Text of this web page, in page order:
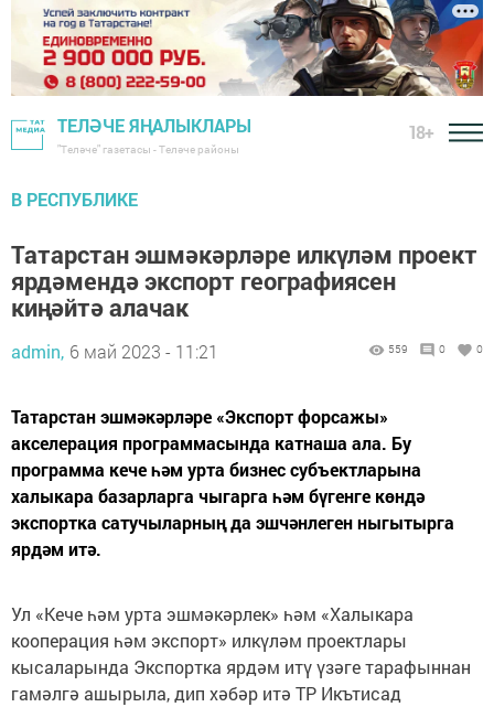
ТЕЛӘЧЕ ЯҢАЛЫКЛАРЫ
"Теләче" газетасы - Теләче районы
18+
В РЕСПУБЛИКЕ
Татарстан эшмәкәрләре илкүләм проект
ярдәмендә экспорт географиясен
киңәйтә алачак
admin, 6 май 2023 - 11:21 559 0 0
Татарстан эшмәкәрләре «Экспорт форсажы»
акселерация программасында катнаша ала. Бу
программа кече һәм урта бизнес субъектларына
халыкара базарларга чыгарга һәм бүгенге көндә
экспортка сатучыларның да эшчәнлеген ныгытырга
ярдәм итә.
Ул «Кече һәм урта эшмәкәрлек» һәм «Халыкара
кооперация һәм экспорт» илкүләм проектлары
кысаларында Экспортка ярдәм итү үзәге тарафыннан
гамәлгә ашырыла, дип хәбәр итә ТР Икътисад